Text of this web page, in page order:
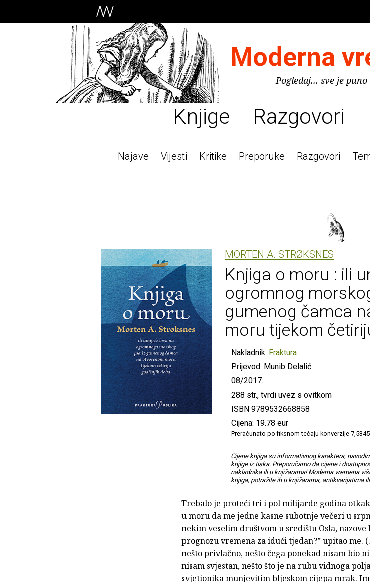
Moderna
Pogledaj... sve je
Knjige Razgovori
Najave Vijesti Kritike Preporuke Razgovori
MORTEN A. STRØKSNES
Knjiga o moru : ili
ogromnog
gumenog čamca
moru tijekom
Nakladnik: Fraktura
Prijevod: Munib Delalić
08/2017.
288 str., tvrdi uvez s ovitkom
ISBN 9789532668858
Cijena: 19.78 eur
Preračunato po fiksnom tečaju konverzije
Cijene knjiga su informativnog karaktera,
knjige iz tiska. Preporučamo da cijene i
nakladnika ili u knjižarama! Moderna vremena
knjiga, potražite ih u knjižarama, antikvarijatima
Trebalo je proteći tri i pol milijarde godina
u moru da me jedne kasne subotnje večeri u
nekim veselim društvom u središtu Osla, nazove
prognozu vremena za idući tjedan?” upitao me.
nešto privlačno, nešto čega ponekad nisam bio
nisam svjestan, nešto što je na rubu vidnoga
svjetionika munjevitim bljeskom cijepa mrak.